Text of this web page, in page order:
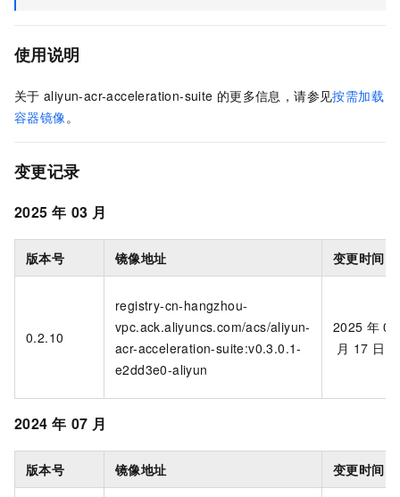
使用说明
关于 aliyun-acr-acceleration-suite 的更多信息，请参见按需加载
容器镜像。
变更记录
2025 年 03 月
版本号 镜像地址 变更时间
0.2.10
registry-cn-hangzhou-
vpc.ack.aliyuncs.com/acs/aliyun-
acr-acceleration-suite:v0.3.0.1-
e2dd3e0-aliyun
2025 年 03
月 17 日
2024 年 07 月
版本号 镜像地址 变更时间